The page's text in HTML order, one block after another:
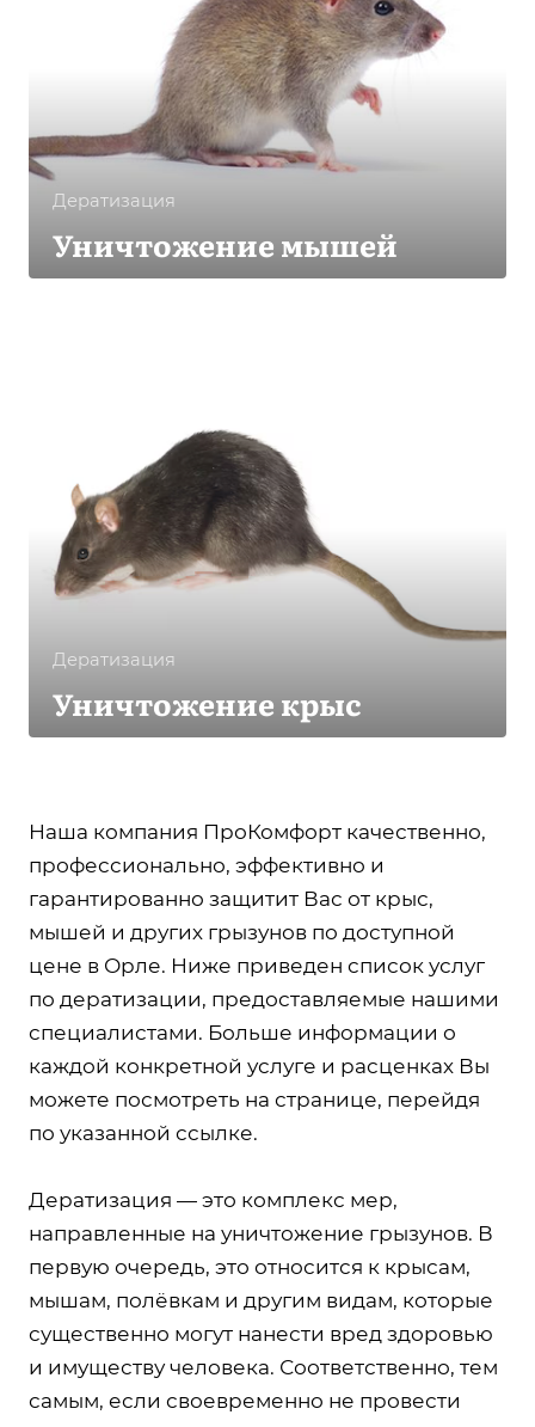
Дератизация
Уничтожение мышей
Дератизация
Уничтожение крыс
Наша компания ПроКомфорт качественно,
профессионально, эффективно и
гарантированно защитит Вас от крыс,
мышей и других грызунов по доступной
цене в Орле. Ниже приведен список услуг
по дератизации, предоставляемые нашими
специалистами. Больше информации о
каждой конкретной услуге и расценках Вы
можете посмотреть на странице, перейдя
по указанной ссылке.
Дератизация — это комплекс мер,
направленные на уничтожение грызунов. В
первую очередь, это относится к крысам,
мышам, полёвкам и другим видам, которые
существенно могут нанести вред здоровью
и имуществу человека. Соответственно, тем
самым, если своевременно не провести